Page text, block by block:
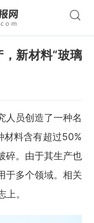
新材料“玻璃
人员创造了一种名
材料含有超过50%
碎。由于其生产也
于多个领域。相关
。